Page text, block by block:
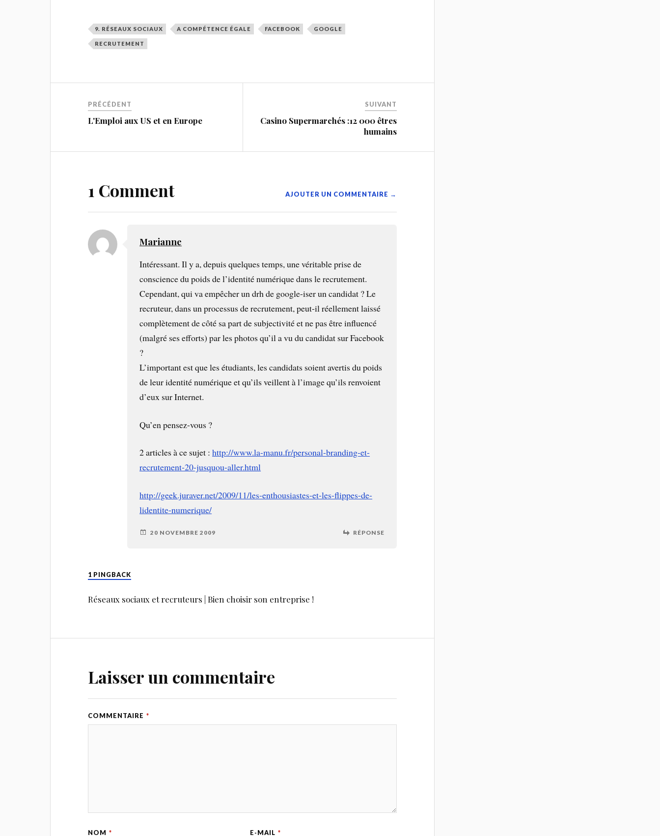
9. RÉSEAUX SOCIAUX A COMPÉTENCE ÉGALE FACEBOOK GOOGLE
RECRUTEMENT
PRÉCÉDENT
L'Emploi aux US et en Europe
SUIVANT
Casino Supermarchés :12 000 êtres
humains
1 Comment AJOUTER UN COMMENTAIRE →
Marianne
Intéressant. Il y a, depuis quelques temps, une véritable prise de
conscience du poids de l’identité numérique dans le recrutement.
Cependant, qui va empêcher un drh de google-iser un candidat ? Le
recruteur, dans un processus de recrutement, peut-il réellement laissé
complètement de côté sa part de subjectivité et ne pas être influencé
(malgré ses efforts) par les photos qu’il a vu du candidat sur Facebook
?
L’important est que les étudiants, les candidats soient avertis du poids
de leur identité numérique et qu’ils veillent à l’image qu’ils renvoient
d’eux sur Internet.
Qu’en pensez-vous ?
2 articles à ce sujet :http://www.la-manu.fr/personal-branding-et-
recrutement-20-jusquou-aller.html
http://geek.juraver.net/2009/11/les-enthousiastes-et-les-flippes-de-
lidentite-numerique/
20 NOVEMBRE 2009 RÉPONSE
1 PINGBACK
Réseaux sociaux et recruteurs | Bien choisir son entreprise !
Laisser un commentaire
COMMENTAIRE *
NOM * E-MAIL *